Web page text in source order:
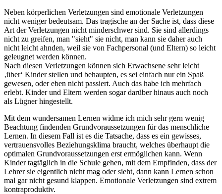
Neben körperlichen Verletzungen sind emotionale Verletzungen
nicht weniger bedeutsam. Das tragische an der Sache ist, dass diese
Art der Verletzungen nicht minderschwer sind. Sie sind allerdings
nicht zu greifen, man "sieht" sie nicht, man kann sie daher auch
nicht leicht ahnden, weil sie von Fachpersonal (und Eltern) so leicht
geleugnet werden können.
Nach diesen Verletzungen können sich Erwachsene sehr leicht
‚über‘ Kinder stellen und behaupten, es sei einfach nur ein Spaß
gewesen, oder eben nicht passiert. Auch das habe ich mehrfach
erlebt. Kinder und Eltern werden sogar darüber hinaus auch noch
als Lügner hingestellt.
Mit dem wundersamen Lernen widme ich mich sehr gern wenig
Beachtung findenden Grundvoraussetzungen für das menschliche
Lernen. In diesem Fall ist es die Tatsache, dass es ein gewisses,
vertrauensvolles Beziehungsklima braucht, welches überhaupt die
optimalen Grundvoraussetzungen erst ermöglichen kann. Wenn
Kinder tagtäglich in die Schule gehen, mit dem Empfinden, dass der
Lehrer sie eigentlich nicht mag oder sieht, dann kann Lernen schon
mal gar nicht gesund klappen. Emotionale Verletzungen sind extrem
kontraproduktiv.